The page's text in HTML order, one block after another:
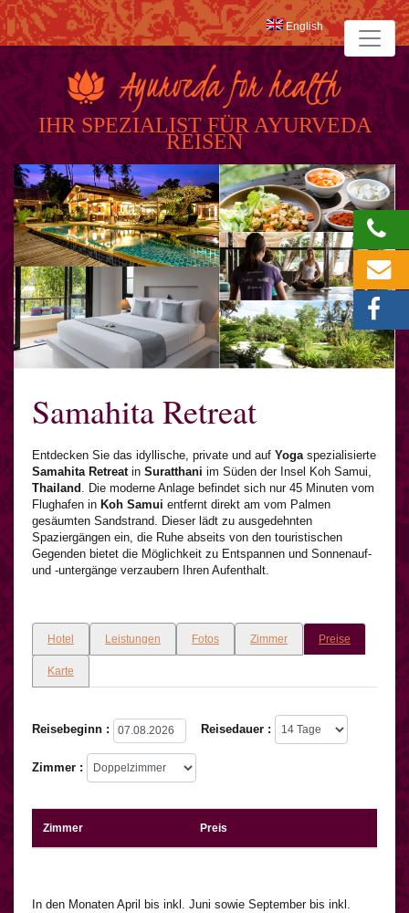
IHR SPEZIALIST FÜR AYURVEDA
REISEN
English
Samahita Retreat
Entdecken Sie das idyllische, private und auf Yogaspezialisierte
Samahita Retreatin Suratthani im Süden der Insel Koh Samui,
Thailand . Die moderne Anlage befindet sich nur 45 Minuten vom
Flughafen in Koh Samui entfernt direkt am vom Palmen
gesäumten Sandstrand. Dieser lädt zu ausgedehnten
Spaziergängen ein, die Ruhe abseits von den touristischen
Gegenden bietet die Möglichkeit zu Entspannen und Sonnenauf-
und -untergänge verzaubern Ihren Aufenthalt.
Hotel Leistungen Fotos Zimmer Preise
Karte
Reisebeginn : Reisedauer :
Zimmer :
Zimmer Preis
In den Monaten April bis inkl. Juni sowie September bis inkl.